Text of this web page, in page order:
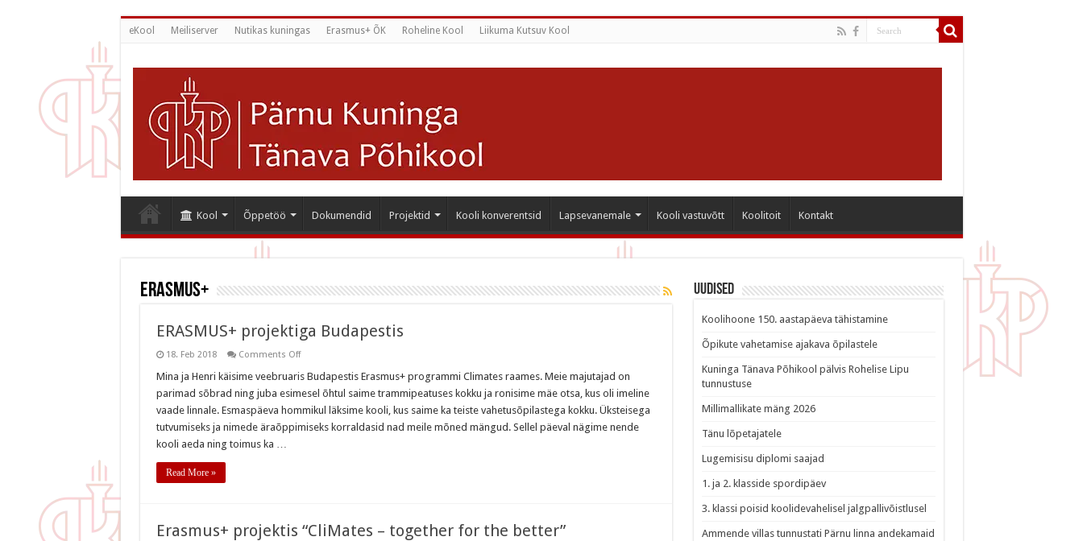
eKool Meiliserver Nutikas kuningas Erasmus+ ÕK Roheline Kool Liikuma Kutsuv Kool
Kool Õppetöö Dokumendid Projektid Kooli konverentsid Lapsevanemale Kooli vastuvõtt Koolitoit Kontakt
Erasmus+
ERASMUS+ projektiga Budapestis
18. Feb 2018 Comments Offon
projektiga
Budapestis
Mina ja Henri käisime veebruaris Budapestis Erasmus+ programmi Climates raames. Meie majutajad on
parimad sõbrad ning juba esimesel õhtul saime trammipeatuses kokku ja ronisime mäe otsa, kus oli imeline
vaade linnale. Esmaspäeva hommikul läksime kooli, kus saime ka teiste vahetusõpilastega kokku. Üksteisega
tutvumiseks ja nimede äraõppimiseks korraldasid nad meile mõned mängud. Sellel päeval nägime nende
kooli aeda ning toimus ka …
Read More »
Erasmus+ projektis “CliMates – together for the better”
Uudised
Koolihoone 150. aastapäeva tähistamine
Õpikute vahetamise ajakava õpilastele
Kuninga Tänava Põhikool pälvis Rohelise Lipu
tunnustuse
Millimallikate mäng 2026
Tänu lõpetajatele
Lugemisisu diplomi saajad
1. ja 2. klasside spordipäev
3. klassi poisid koolidevahelisel jalgpallivõistlusel
Ammende villas tunnustati Pärnu linna andekamaid